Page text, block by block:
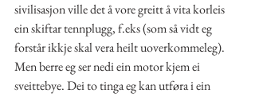
sivilisasjon ville det å vore greitt å vita korleis
ein skiftar tennplugg, f.eks (som så vidt eg
forstår ikkje skal vera heilt uoverkommeleg).
Men berre eg ser nedi ein motor kjem ei
sveittebye. Dei to tinga eg kan utføra i ein